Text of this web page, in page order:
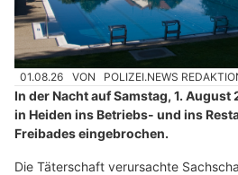
01.08.26 VON POLIZEI.NEWS
In der Nacht auf Samstag, 1.
in Heiden ins Betriebs- und ins
Freibades eingebrochen.
Die Täterschaft verursachte